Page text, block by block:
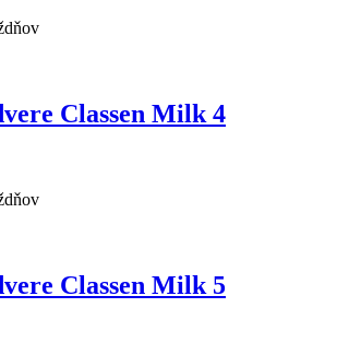
Classen Milk 4
Classen Milk 5